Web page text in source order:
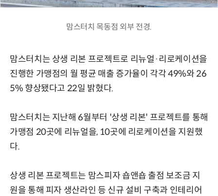
맘스터치 목동점 외부 전경.
맘스터치는 상생 리본 프로젝트로 리뉴얼·리로케이션을
진행한 가맹점의 월 평균 매출 증가율이 각각 49%와 26
5% 향상됐다고 22일 밝혔다.
맘스터치는 지난해 6월부터 '상생 리본' 프로젝트를 통해
가맹점 20곳에 리뉴얼을, 10곳에 리로케이션을 지원했
다.
상생 리본 프로젝트는 맘스피자 숍앤숍 출점 보조금 지
원을 통해 피자 생산라인 등 신규 설비 구축과 인테리어